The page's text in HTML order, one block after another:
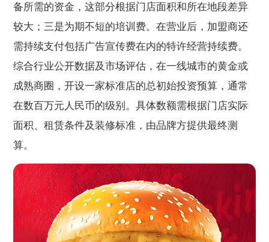
备所需的资金，这部分根据门店面积和所在地段差异
较大；三是为期不短的培训费。在营业后，加盟商还
需持续支付包括广告宣传费在内的特许经营持续费。
综合行业公开数据及市场评估，在一线城市的黄金或
成熟商圈，开设一家标准店的总初始投资预算，通常
在数百万元人民币的级别。具体数额需根据门店实际
面积、租赁条件及装修标准，由品牌方提供最终测
算。